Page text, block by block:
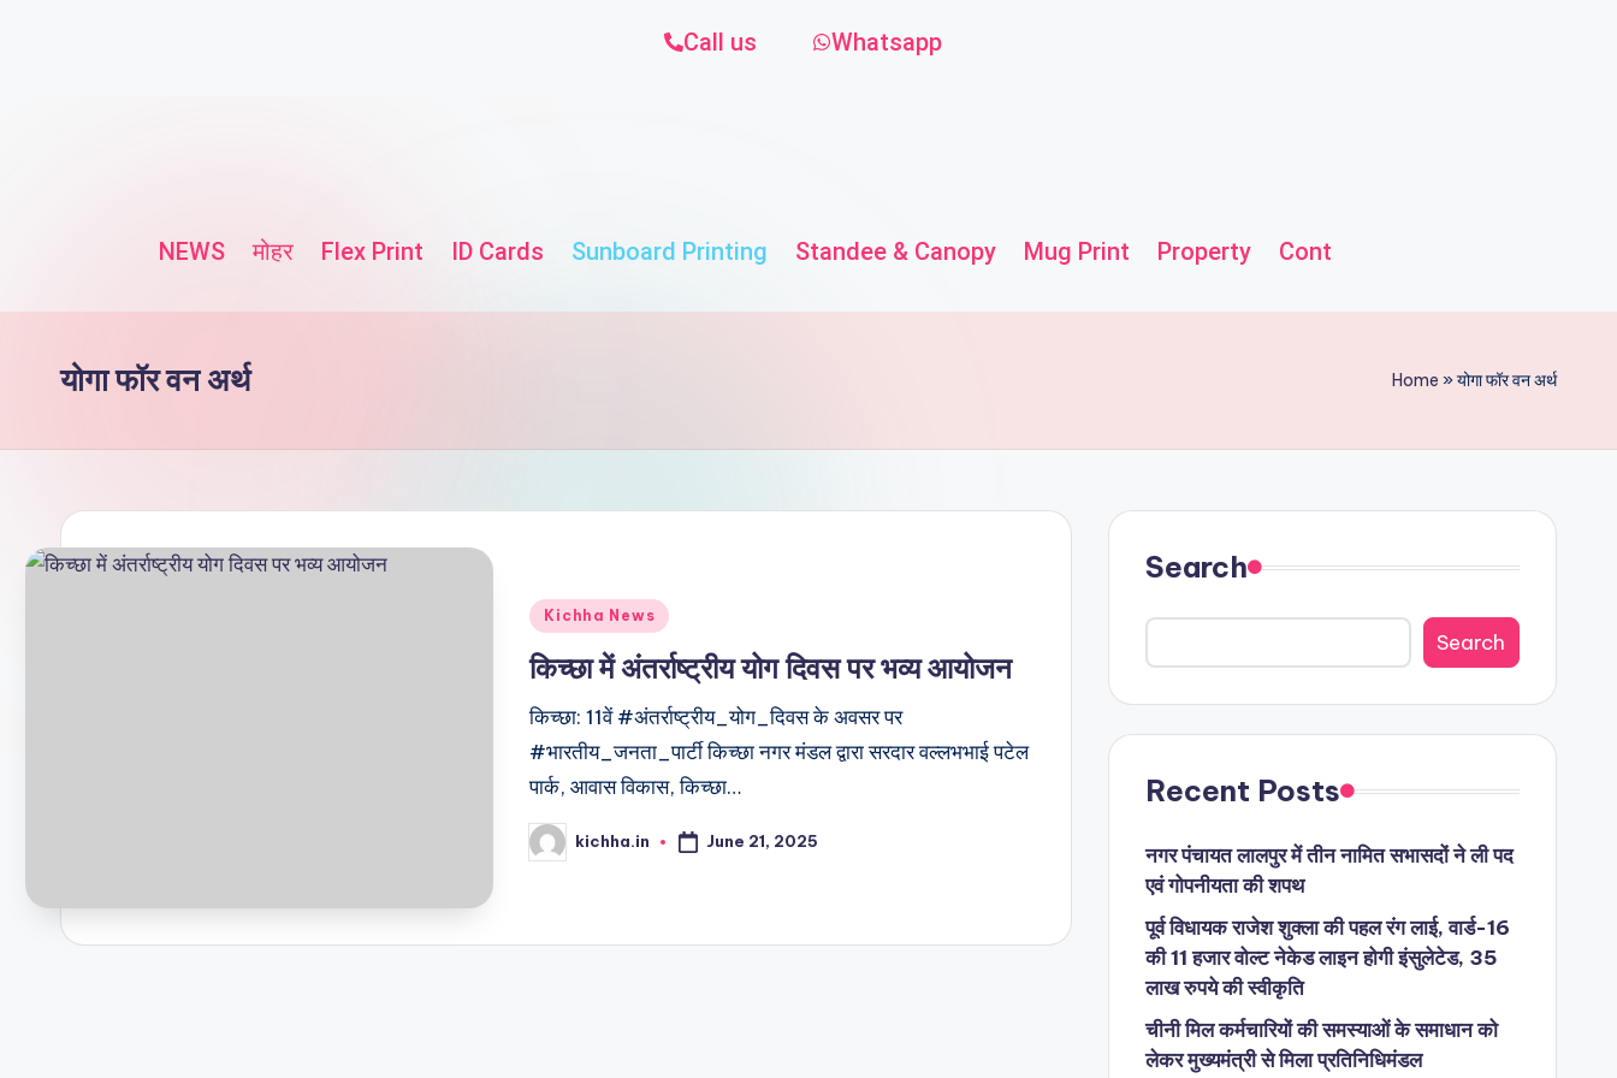
Call us Whatsapp
NEWS मोहर Flex Print ID Cards Sunboard Printing Standee & Canopy Mug Print Property Contact us
योगा फॉर वन अर्थ Home »योगा फॉर वन अर्थ
Kichha News
किच्छा में अंतर्राष्ट्रीय योग दिवस पर भव्य आयोजन
किच्छा: 11वें #अंतर्राष्ट्रीय_योग_दिवस के अवसर पर
#भारतीय_जनता_पार्टी किच्छा नगर मंडल द्वारा सरदार वल्लभभाई पटेल
पार्क, आवास विकास, किच्छा…
kichha.in June 21, 2025
Search
Search
Recent Posts
नगर पंचायत लालपुर में तीन नामित सभासदों ने ली पद
एवं गोपनीयता की शपथ
पूर्व विधायक राजेश शुक्ला की पहल रंग लाई, वार्ड-16
की 11 हजार वोल्ट नेकेड लाइन होगी इंसुलेटेड, 35
लाख रुपये की स्वीकृति
चीनी मिल कर्मचारियों की समस्याओं के समाधान को
लेकर मुख्यमंत्री से मिला प्रतिनिधिमंडल